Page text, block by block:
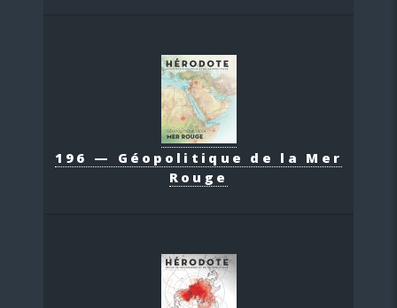
196 — Géopolitique de la Mer
Rouge